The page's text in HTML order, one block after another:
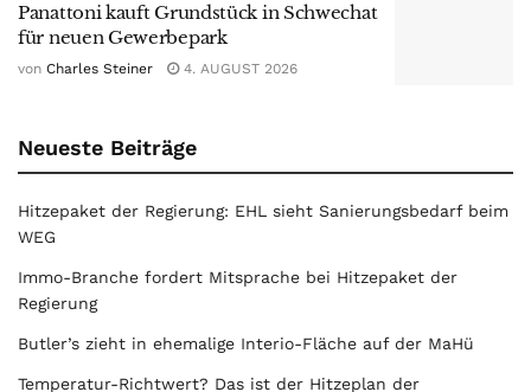
Panattoni kauft Grundstück in Schwechat
für neuen Gewerbepark
von Charles Steiner 4. AUGUST 2026
Neueste Beiträge
Hitzepaket der Regierung: EHL sieht Sanierungsbedarf beim
WEG
Immo-Branche fordert Mitsprache bei Hitzepaket der
Regierung
Butler’s zieht in ehemalige Interio-Fläche auf der MaHü
Temperatur-Richtwert? Das ist der Hitzeplan der